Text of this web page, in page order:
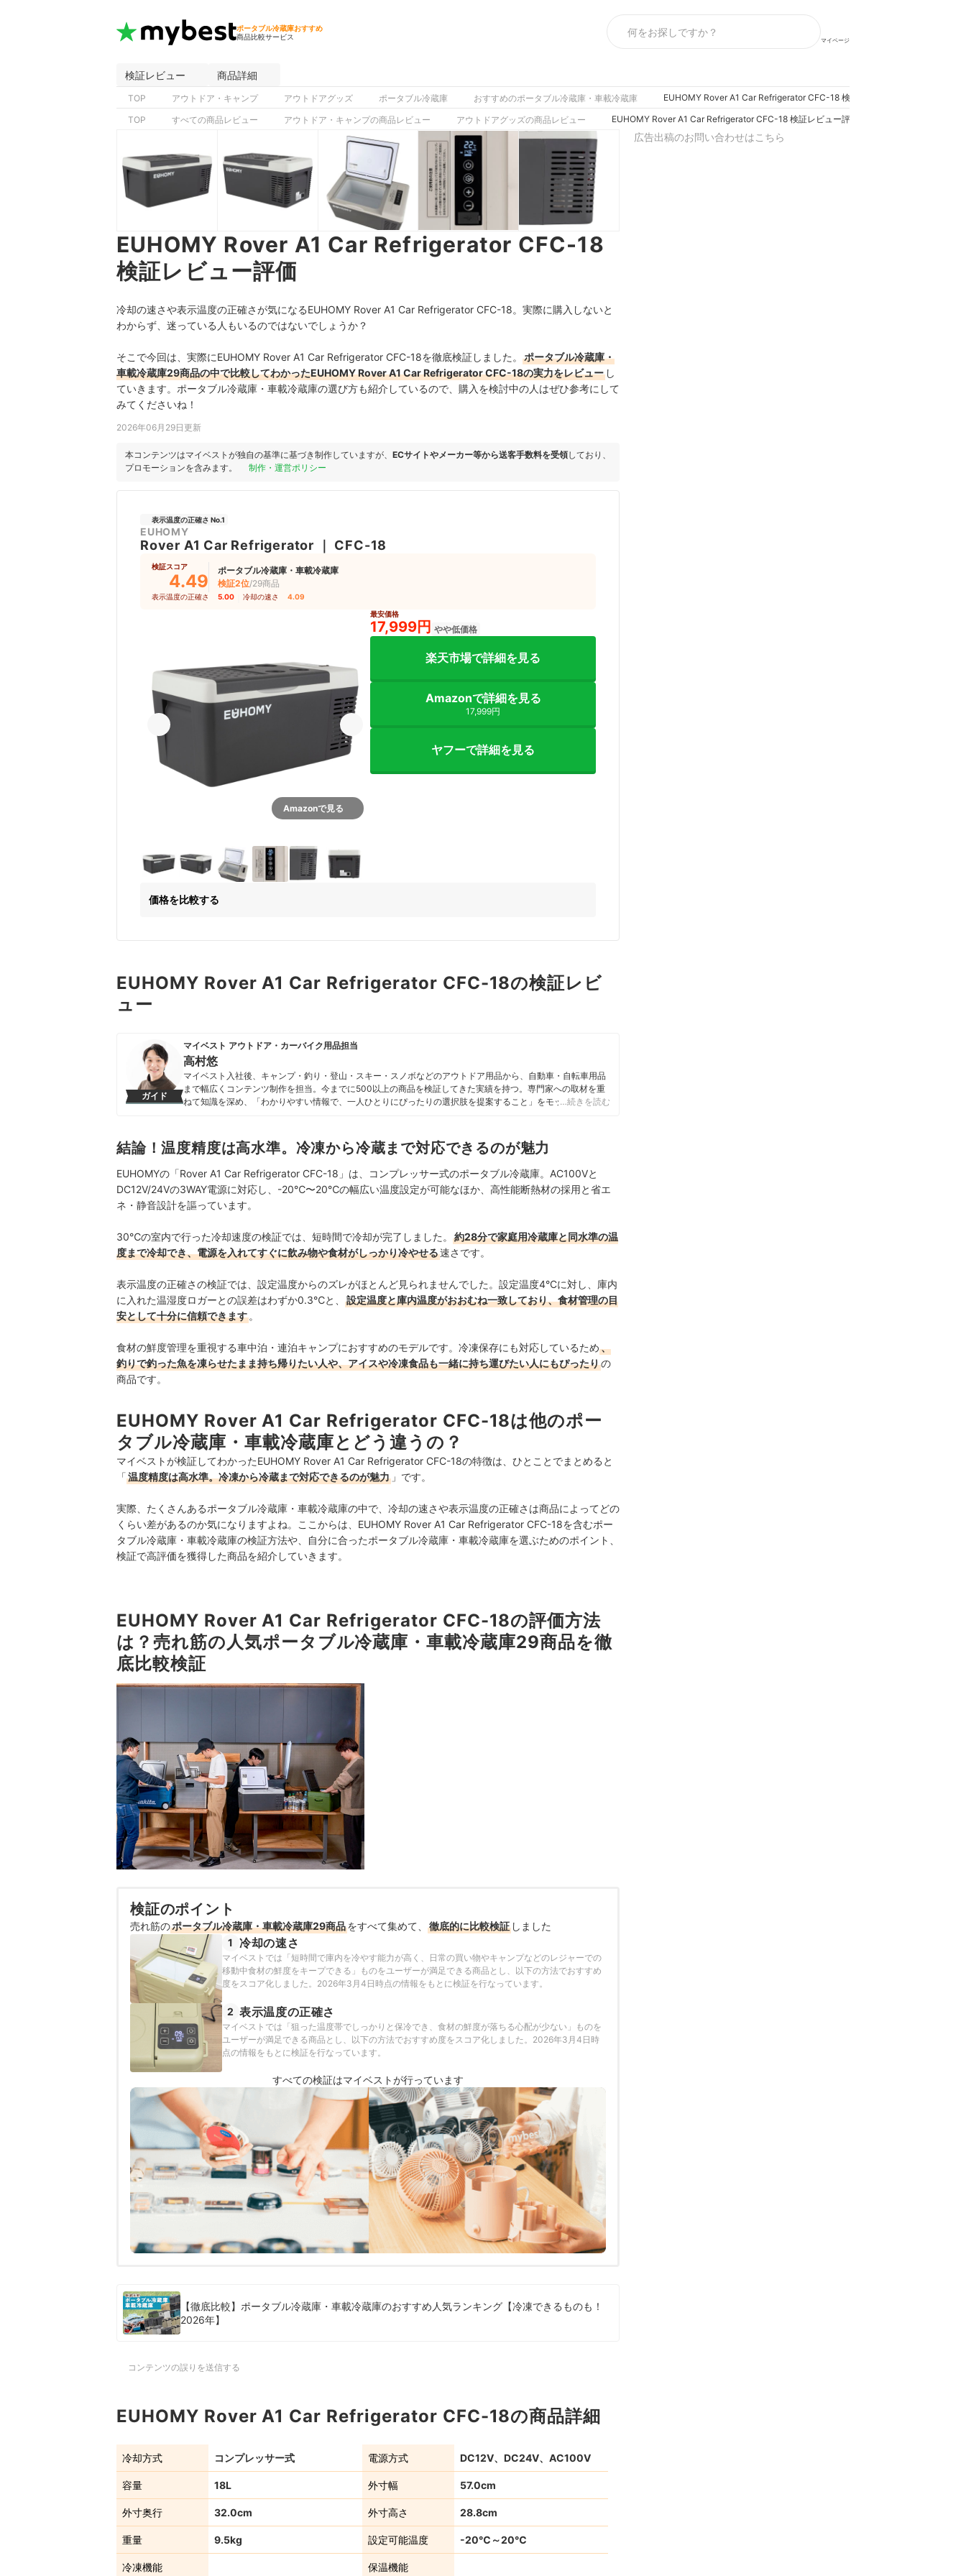
ポータブル冷蔵庫おすすめ
商品比較サービス
マイページ
検証レビュー 商品詳細
TOP アウトドア・キャンプ アウトドアグッズ ポータブル冷蔵庫 おすすめのポータブル冷蔵庫・車載冷蔵庫 EUHOMY Rover A1 Car Refrigerator CFC-18 検証レビュー評価
TOP すべての商品レビュー アウトドア・キャンプの商品レビュー アウトドアグッズの商品レビュー EUHOMY Rover A1 Car Refrigerator CFC-18 検証レビュー評価
EUHOMY Rover A1 Car Refrigerator CFC-18
検証レビュー評価
冷却の速さや表示温度の正確さが気になるEUHOMY Rover A1 Car Refrigerator CFC-18。実際に購入しないと
わからず、迷っている人もいるのではないでしょうか？
そこで今回は、実際にEUHOMY Rover A1 Car Refrigerator CFC-18を徹底検証しました。
ポータブル冷蔵庫・
車載冷蔵庫29商品の中で比較してわかったEUHOMY Rover A1 Car Refrigerator CFC-18の実力をレビュー し
ていきます。ポータブル冷蔵庫・車載冷蔵庫の選び方も紹介しているので、購入を検討中の人はぜひ参考にして
みてくださいね！
2026年06月29日更新
本コンテンツはマイベストが独自の基準に基づき制作していますが、 ECサイトやメーカー等から送客手数料を受領しており、
プロモーションを含みます。
制作・運営ポリシー
表示温度の正確さ No.1
EUHOMY
Rover A1 Car Refrigerator CFC-18
検証スコア
4.49
ポータブル冷蔵庫・車載冷蔵庫
検証2位/29商品
表示温度の正確さ 5.00 冷却の速さ 4.09
Amazonで見る
最安価格
17,999円 やや低価格
楽天市場で詳細を見る
Amazonで詳細を見る
17,999円
ヤフーで詳細を見る
価格を比較する
EUHOMY Rover A1 Car Refrigerator CFC-18の検証レビ
ュー
ガイド
マイベスト アウトドア・カーバイク用品担当
高村悠
マイベスト入社後、キャンプ・釣り・登山・スキー・スノボなどのアウトドア用品から、自動車・自転車用品
まで幅広くコンテンツ制作を担当。今までに500以上の商品を検証してきた実績を持つ。専門家への取材を重
ねて知識を深め、「わかりやすい情報で、一人ひとりにぴったりの選択肢を提案すること」をモットーに、コ
…続きを読む
結論！温度精度は高水準。冷凍から冷蔵まで対応できるのが魅力
EUHOMYの「Rover A1 Car Refrigerator CFC-18」は、コンプレッサー式のポータブル冷蔵庫。AC100Vと
DC12V/24Vの3WAY電源に対応し、-20℃〜20℃の幅広い温度設定が可能なほか、高性能断熱材の採用と省エ
ネ・静音設計を謳っています。
30℃の室内で行った冷却速度の検証では、短時間で冷却が完了しました。
約28分で家庭用冷蔵庫と同水準の温
度まで冷却でき、電源を入れてすぐに飲み物や食材がしっかり冷やせる速さです。
表示温度の正確さの検証では、設定温度からのズレがほとんど見られませんでした。設定温度4°Cに対し、庫内
に入れた温湿度ロガーとの誤差はわずか0.3℃と、
設定温度と庫内温度がおおむね一致しており、食材管理の目
安として十分に信頼できます 。
食材の鮮度管理を重視する車中泊・連泊キャンプにおすすめのモデルです。冷凍保存にも対応しているため、
釣りで釣った魚を凍らせたまま持ち帰りたい人や、アイスや冷凍食品も一緒に持ち運びたい人にもぴったりの
商品です。
EUHOMY Rover A1 Car Refrigerator CFC-18は他のポー
タブル冷蔵庫・車載冷蔵庫とどう違うの？
マイベストが検証してわかったEUHOMY Rover A1 Car Refrigerator CFC-18の特徴は、ひとことでまとめると
「温度精度は高水準。冷凍から冷蔵まで対応できるのが魅力 」です。
実際、たくさんあるポータブル冷蔵庫・車載冷蔵庫の中で、冷却の速さや表示温度の正確さは商品によってどの
くらい差があるのか気になりますよね。ここからは、EUHOMY Rover A1 Car Refrigerator CFC-18を含むポー
タブル冷蔵庫・車載冷蔵庫の検証方法や、自分に合ったポータブル冷蔵庫・車載冷蔵庫を選ぶためのポイント、
検証で高評価を獲得した商品を紹介していきます。
EUHOMY Rover A1 Car Refrigerator CFC-18の評価方法
は？売れ筋の人気ポータブル冷蔵庫・車載冷蔵庫29商品を徹
底比較検証
検証のポイント
売れ筋のポータブル冷蔵庫・車載冷蔵庫29商品をすべて集めて、 徹底的に比較検証 しました
1 冷却の速さ
マイベストでは「短時間で庫内を冷やす能力が高く、日常の買い物やキャンプなどのレジャーでの
移動中食材の鮮度をキープできる」ものをユーザーが満足できる商品とし、以下の方法でおすすめ
度をスコア化しました。2026年3月4日時点の情報をもとに検証を行なっています。
2 表示温度の正確さ
マイベストでは「狙った温度帯でしっかりと保冷でき、食材の鮮度が落ちる心配が少ない」ものを
ユーザーが満足できる商品とし、以下の方法でおすすめ度をスコア化しました。2026年3月4日時
点の情報をもとに検証を行なっています。
すべての検証はマイベストが行っています
【徹底比較】ポータブル冷蔵庫・車載冷蔵庫のおすすめ人気ランキング【冷凍できるものも！
2026年】
コンテンツの誤りを送信する
EUHOMY Rover A1 Car Refrigerator CFC-18の商品詳細
冷却方式 コンプレッサー式 電源方式 DC12V、DC24V、AC100V
容量 18L 外寸幅 57.0cm
外寸奥行 32.0cm 外寸高さ 28.8cm
重量 9.5kg 設定可能温度 -20℃～20℃
冷凍機能 保温機能
広告出稿のお問い合わせはこちら